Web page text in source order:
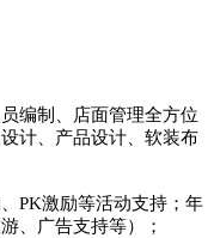
编制、店面管理全方位
计、产品设计、软装布
PK激励等活动支持；年
、广告支持等）；